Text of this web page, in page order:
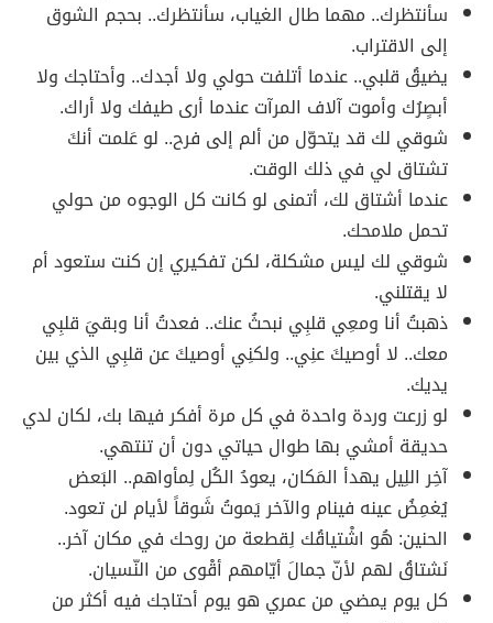
سأنتظرك.. مهما طال الغياب، سأنتظرك.. بحجم الشوق
إلى الاقتراب.
يضيقُ قلبي.. عندما أتلفت حولي ولا أجدك.. وأحتاجك ولا
أبصٍرُك وأموت آلاف المرآت عندما أرى طيفك ولا أراك.
شوقي لك قد يتحوّل من ألم إلى فرح.. لو عَلمت أنكَ
تشتاق لي في ذلك الوقت.
عندما أشتاق لك، أتمنى لو كانت كل الوجوه من حولي
تحمل ملامحك.
شوقي لك ليس مشكلة، لكن تفكيري إن كنت ستعود أم
لا يقتلني.
ذهبتُ أنا ومعِي قلبِي نبحثُ عنك.. فعدتُ أنا وبقيَ قلبِي
معك.. لا أوصيكَ عنِي.. ولكنِي أوصيكَ عن قلبِي الذي بين
يديك.
لو زرعت وردة واحدة في كل مرة أفكر فيها بك، لكان لدي
حديقة أمشي بها طوال حياتي دون أن تنتهي.
آخِر اللِيل يهدأ المَكان، يعودُ الكُل لِمأواهم.. البَعض
يُغمِضُ عينه فينام والآخر يَموتُ شَوقاً لأيام لن تعود.
الحنين: هُو اشْتياقُك لِقطعة من روحك في مكان آخر..
نَشتاقُ لهم لأنّ جمالَ أيّامهم أقْوى من النّسيان.
كل يوم يمضي من عمري هو يوم أحتاجك فيه أكثر من